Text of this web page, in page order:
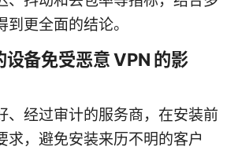
更全面的结论。
设备免受恶意 VPN 的影
、经过审计的服务商，在安装前
求，避免安装来历不明的客户